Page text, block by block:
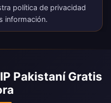
política de privacidad
información.
Pakistaní Gratis